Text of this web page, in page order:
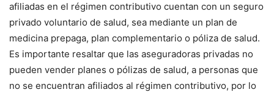
afiliadas en el régimen contributivo cuentan con un seguro
privado voluntario de salud, sea mediante un plan de
medicina prepaga, plan complementario o póliza de salud.
Es importante resaltar que las aseguradoras privadas no
pueden vender planes o pólizas de salud, a personas que
no se encuentran afiliados al régimen contributivo, por lo